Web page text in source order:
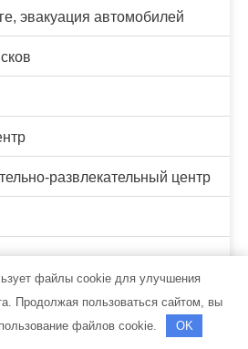
эвакуация автомобилей
развлекательный центр
мастерская мебели и
файлы cookie для улучшения
Продолжая пользоваться сайтом, вы
файлов cookie.
OK